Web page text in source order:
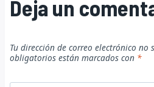
Deja un
Tu dirección de correo electrónico no
obligatorios están marcados con *